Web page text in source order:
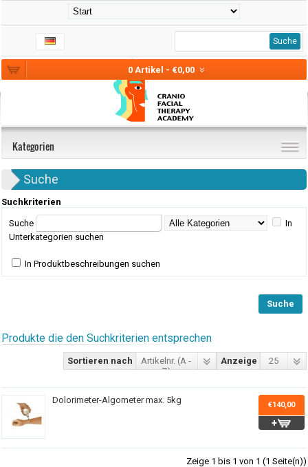
0 Artikel - €0,00
Suche
Kategorien
Suche
Suchkriterien
Suche
In
Unterkategorien suchen
In Produktbeschreibungen suchen
Produkte die den Suchkriterien entsprechen
Anzeige 25
Sortieren nach
Artikelnr. (A -
Z)
Dolorimeter-Algometer max. 5kg €140,00
Zeige 1 bis 1 von 1 (1 Seite(n))